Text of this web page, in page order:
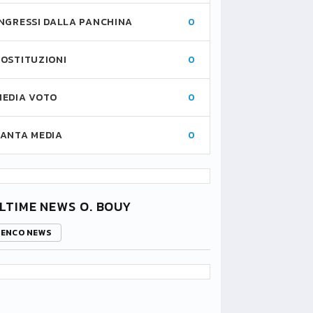
DALLA PANCHINA 0
0
VOTO 0
MEDIA 0
NEWS O. BOUY
NEWS